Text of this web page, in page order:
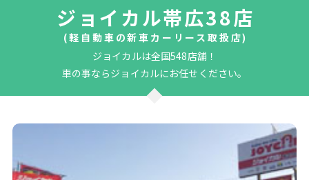
ジョイカル帯広38店
(軽自動車の新車カーリース取扱店)
ジョイカルは全国548店舗！
車の事ならジョイカルにお任せください。